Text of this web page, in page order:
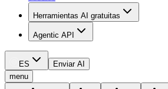
Herramientas AI gratuitas
Agentic API
ES
Enviar AI
menu